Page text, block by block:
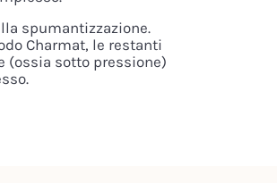
spumantizzazione.
Charmat, le restanti
(ossia sotto pressione)